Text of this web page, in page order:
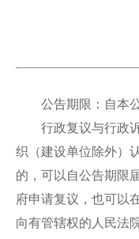
公告期限：自本公
行政复议与行政诉
织（建设单位除外）
的，可以自公告期限
府申请复议，也可以
向有管辖权的人民法